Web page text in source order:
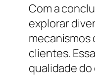
Com a
explorar
mecanismos
clientes.
qualidade